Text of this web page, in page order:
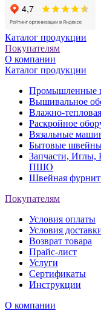
Каталог продукции
Покупателям
О компании
Каталог продукции
Промышленные
Вышивальное
Влажно-
Раскройное
Вязальные
Бытовые
Запчасти, Иглы,
ПШО
Швейная
Покупателям
Условия оплаты
Условия
Возврат товара
Прайс-лист
Услуги
Сертификаты
Инструкции
О компании